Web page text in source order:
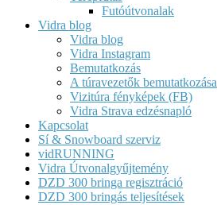
Futóútvonalak
Vidra blog
Vidra blog
Vidra Instagram
Bemutatkozás
A túravezetők bemutatkozása
Vizitúra fényképek (FB)
Vidra Strava edzésnapló
Kapcsolat
Sí & Snowboard szerviz
vidRUNNING
Vidra Útvonalgyűjtemény
DZD 300 bringa regisztráció
DZD 300 bringás teljesítések